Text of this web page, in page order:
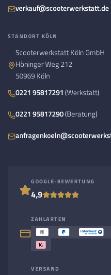
verkauf@scooterwerkstatt.de
STANDORT KÖLN
Scooterwerkstatt Köln GmbH
Höninger Weg 212
50969 Köln
0221 95817291 (Werkstatt)
0221 95817290(Beratung)
GOOGLE-BEWERTUNG
4,9
ZAHLARTEN
VERSAND